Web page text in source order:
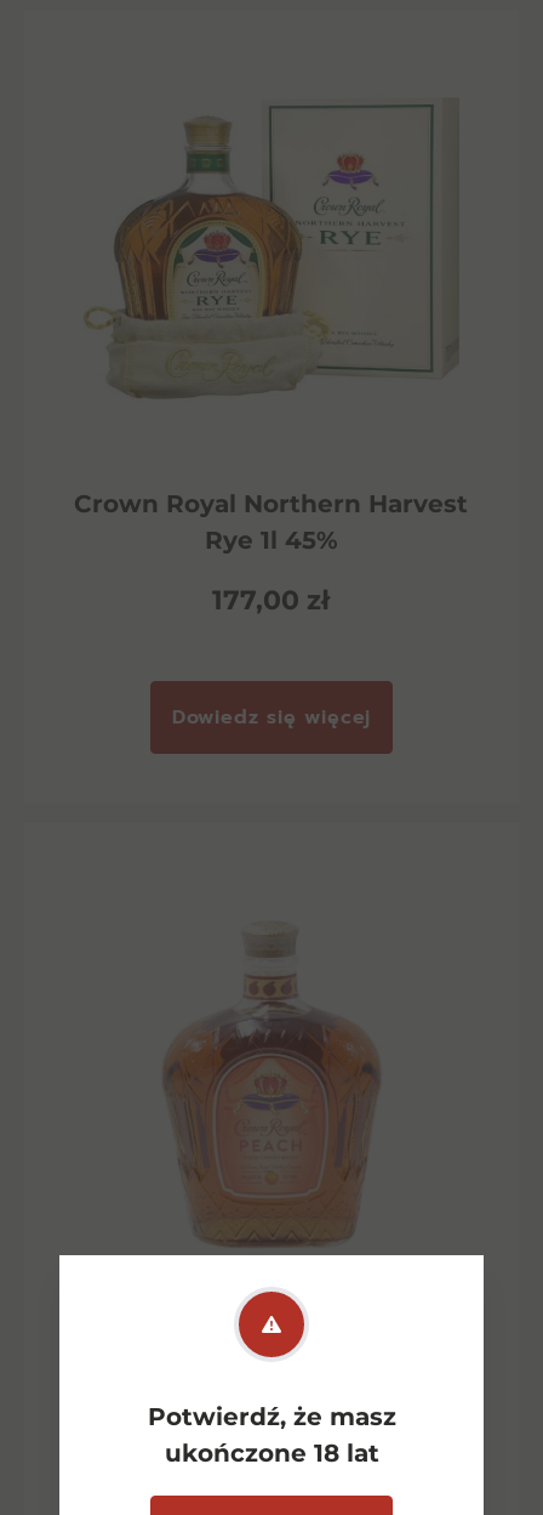
Potwierdź, że masz
ukończone 18 lat
Crown Royal Northern Harvest
Rye 1l 45%
177,00 zł
Dowiedz się więcej
Crown Royal Peach 0.75l
284,00zł